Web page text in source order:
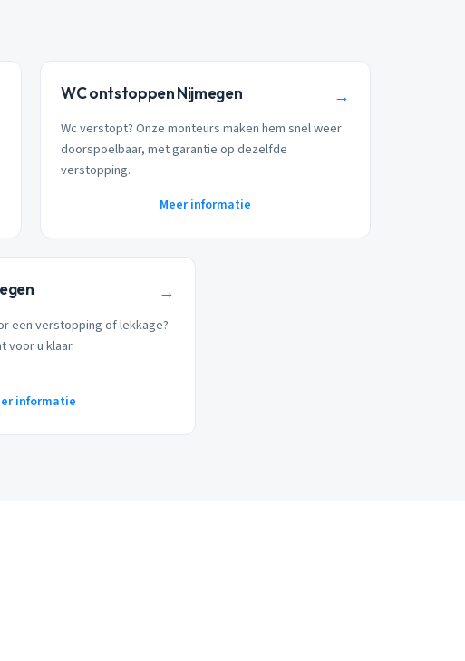
WC ontstoppen Nijmegen →
Wc verstopt? Onze monteurs maken hem snel weer
doorspoelbaar, met garantie op dezelfde
verstopping.
Meer informatie
→
een verstopping of lekkage?
voor u klaar.
informatie